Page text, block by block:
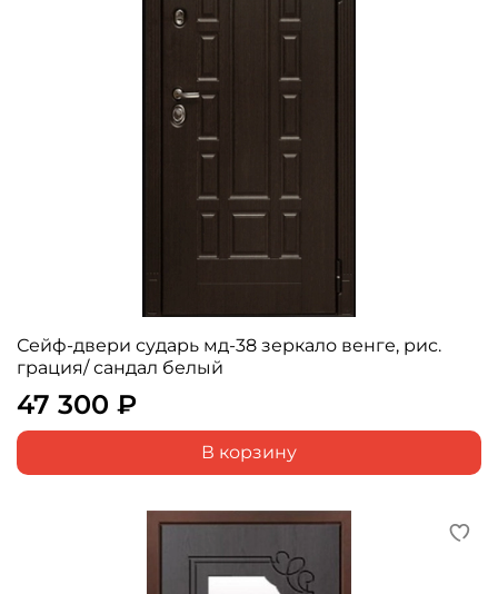
Сейф-двери сударь мд-38 зеркало венге, рис.
грация/ сандал белый
47 300 ₽
В корзину